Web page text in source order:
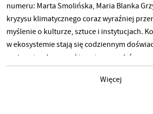
numeru: Marta Smolińska, Maria Blanka
kryzysu klimatycznego coraz wyraźniej
myślenie o kulturze, sztuce i instytucjach.
w ekosystemie stają się codziennym
motywując do poszukiwania nowych form
tym przemianom, podczas której
Więcej